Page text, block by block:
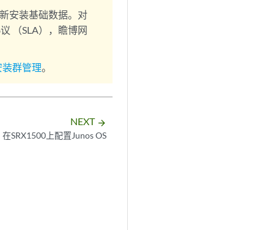
安装基础数据。对
（SLA），瞻博网
群管理。
NEXT arrow_forward
在SRX1500上配置Junos OS